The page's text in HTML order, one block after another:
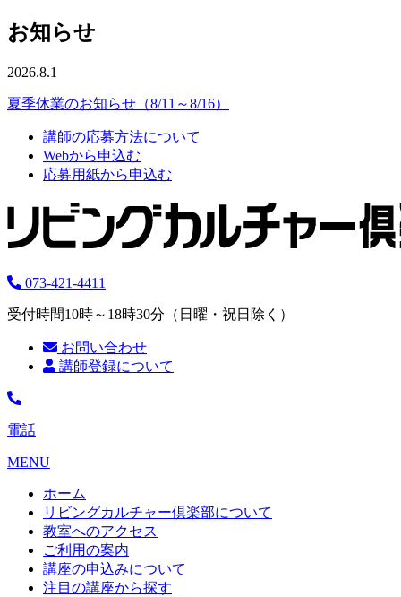
お知らせ
2026.8.1
夏季休業のお知らせ（8/11～8/16）
講師の応募方法について
Webから申込む
応募用紙から申込む
073-421-4411
受付時間10時～18時30分（日曜・祝日除く）
お問い合わせ
講師登録について
電話
MENU
ホーム
リビングカルチャー倶楽部について
教室へのアクセス
ご利用の案内
講座の申込みについて
注目の講座から探す